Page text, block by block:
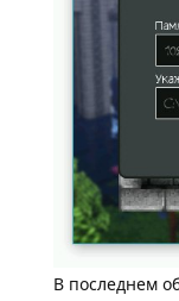
В последнем